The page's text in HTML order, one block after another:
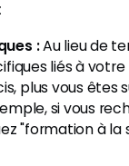
:Au lieu de
liés à votre
plus vous êtes
si vous
"formation à la